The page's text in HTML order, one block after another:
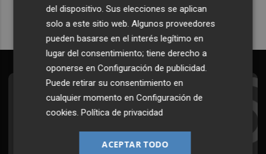
Suscríbete al Boletín
Todos los días a primera hora en tu email
¡Quiero suscribirme!
del dispositivo. Sus elecciones se aplican
solo a este sitio web. Algunos proveedores
pueden basarse en el interés legítimo en
lugar del consentimiento; tiene derecho a
oponerse enConfiguración de publicidad.
Puede retirar su consentimiento en
cualquier momento enConfiguración de
cookies.Política de privacidad
ACEPTAR TODO